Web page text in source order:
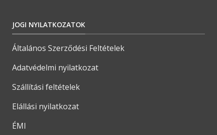
JOGI NYILATKOZATOK
Általános Szerződési Feltételek
Adatvédelmi nyilatkozat
Szállítási feltételek
Elállási nyilatkozat
ÉMI